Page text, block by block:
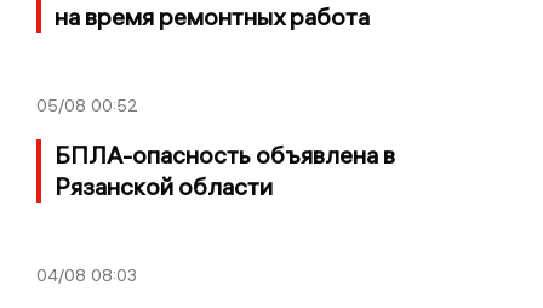
на время ремонтных работа
05/08 00:52
БПЛА-опасность объявлена в
Рязанской области
04/08 08:03